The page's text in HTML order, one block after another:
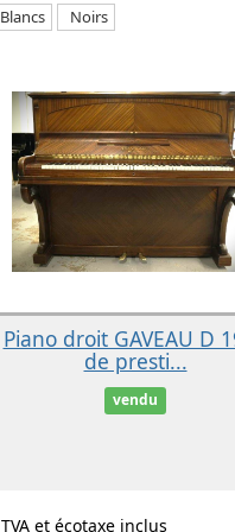
Blancs Noirs
Piano droit GAVEAU D
de presti...
vendu
TVA et écotaxe inclus